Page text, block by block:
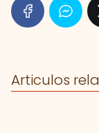
Articulos